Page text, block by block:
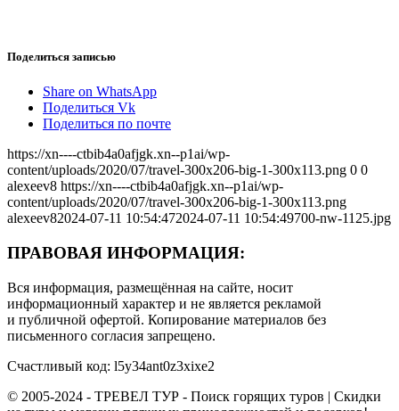
Поделиться записью
Share on WhatsApp
Поделиться Vk
Поделиться по почте
https://xn----ctbib4a0afjgk.xn--p1ai/wp-
content/uploads/2020/07/travel-300x206-big-1-300x113.png 0 0
alexeev8 https://xn----ctbib4a0afjgk.xn--p1ai/wp-
content/uploads/2020/07/travel-300x206-big-1-300x113.png
alexeev82024-07-11 10:54:472024-07-11 10:54:49700-nw-1125.jpg
ПРАВОВАЯ ИНФОРМАЦИЯ:
Вся информация, размещённая на сайте, носит
информационный характер и не является рекламой
и публичной офертой. Копирование материалов без
письменного согласия запрещено.
Счастливый код: l5y34ant0z3xixe2
© 2005-2024 - ТРЕВЕЛ ТУР - Поиск горящих туров | Скидки